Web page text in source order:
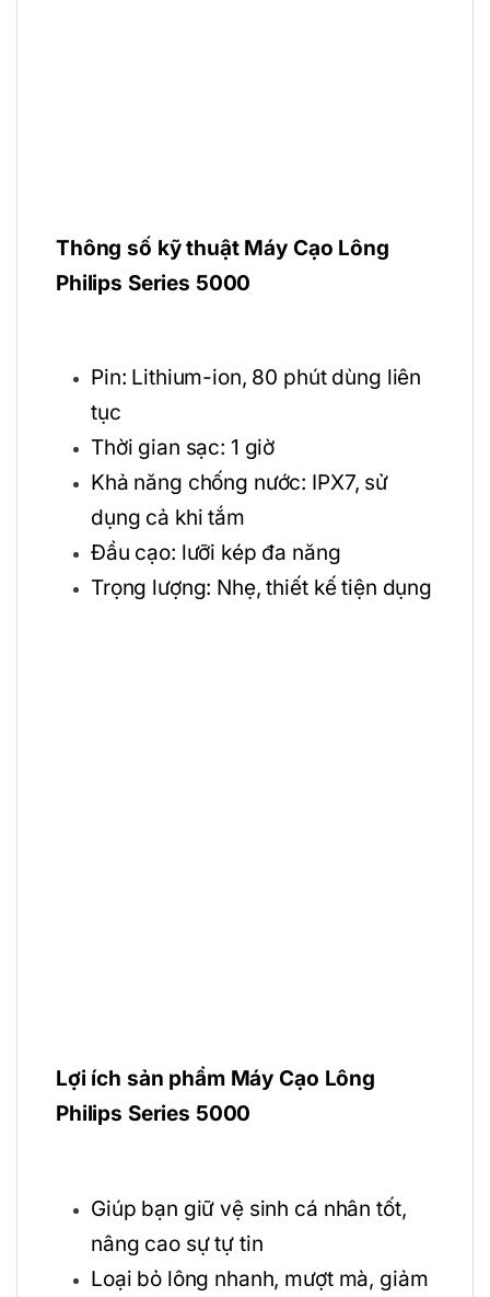
Thông số kỹ thuật Máy Cạo Lông
Philips Series 5000
Pin: Lithium-ion, 80 phút dùng liên
tục
Thời gian sạc: 1 giờ
Khả năng chống nước: IPX7, sử
dụng cả khi tắm
Đầu cạo: lưỡi kép đa năng
Trọng lượng: Nhẹ, thiết kế tiện dụng
Lợi ích sản phẩm Máy Cạo Lông
Philips Series 5000
Giúp bạn giữ vệ sinh cá nhân tốt,
nâng cao sự tự tin
Loại bỏ lông nhanh, mượt mà, giảm